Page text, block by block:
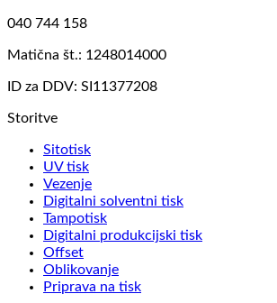
040 744 158
Matična št.: 1248014000
ID za DDV: SI11377208
Storitve
Sitotisk
UV tisk
Vezenje
Digitalni solventni tisk
Tampotisk
Digitalni produkcijski tisk
Offset
Oblikovanje
Priprava na tisk